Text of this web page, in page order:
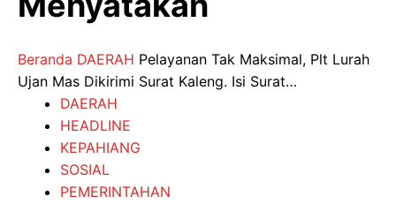
Beranda DAERAH Pelayanan Tak Maksimal, Plt Lurah
Ujan Mas Dikirimi Surat Kaleng. Isi Surat…
DAERAH
HEADLINE
KEPAHIANG
SOSIAL
PEMERINTAHAN